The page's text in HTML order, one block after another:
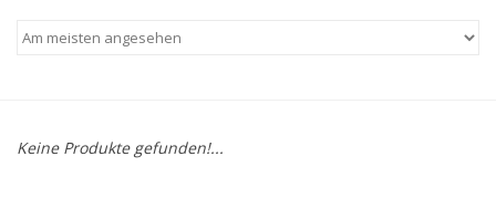
Keine Produkte gefunden!...